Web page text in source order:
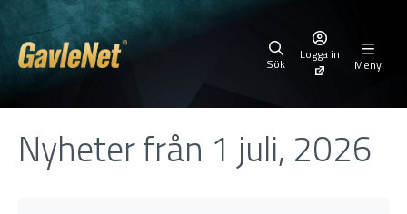
Sök
Logga in
Meny
Nyheter från 1 juli, 2026